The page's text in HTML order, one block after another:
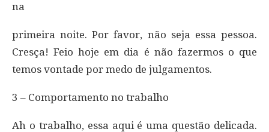
na
primeira noite. Por favor, não seja essa pessoa.
Cresça! Feio hoje em dia é não fazermos o que
temos vontade por medo de julgamentos.
3 – Comportamento no trabalho
Ah o trabalho, essa aqui é uma questão delicada.